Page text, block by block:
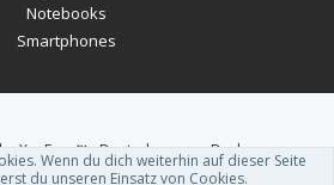
Notebooks
Smartphones
XenForo™-Deutsch von xenDach
byThemeHouse .
Wenn du dich weiterhin auf dieser Seite
du unseren Einsatz von Cookies.